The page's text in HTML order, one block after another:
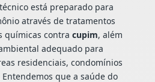
está preparado para
através de tratamentos
químicas contra cupim, além
adequado para
residenciais, condomínios
que a saúde do